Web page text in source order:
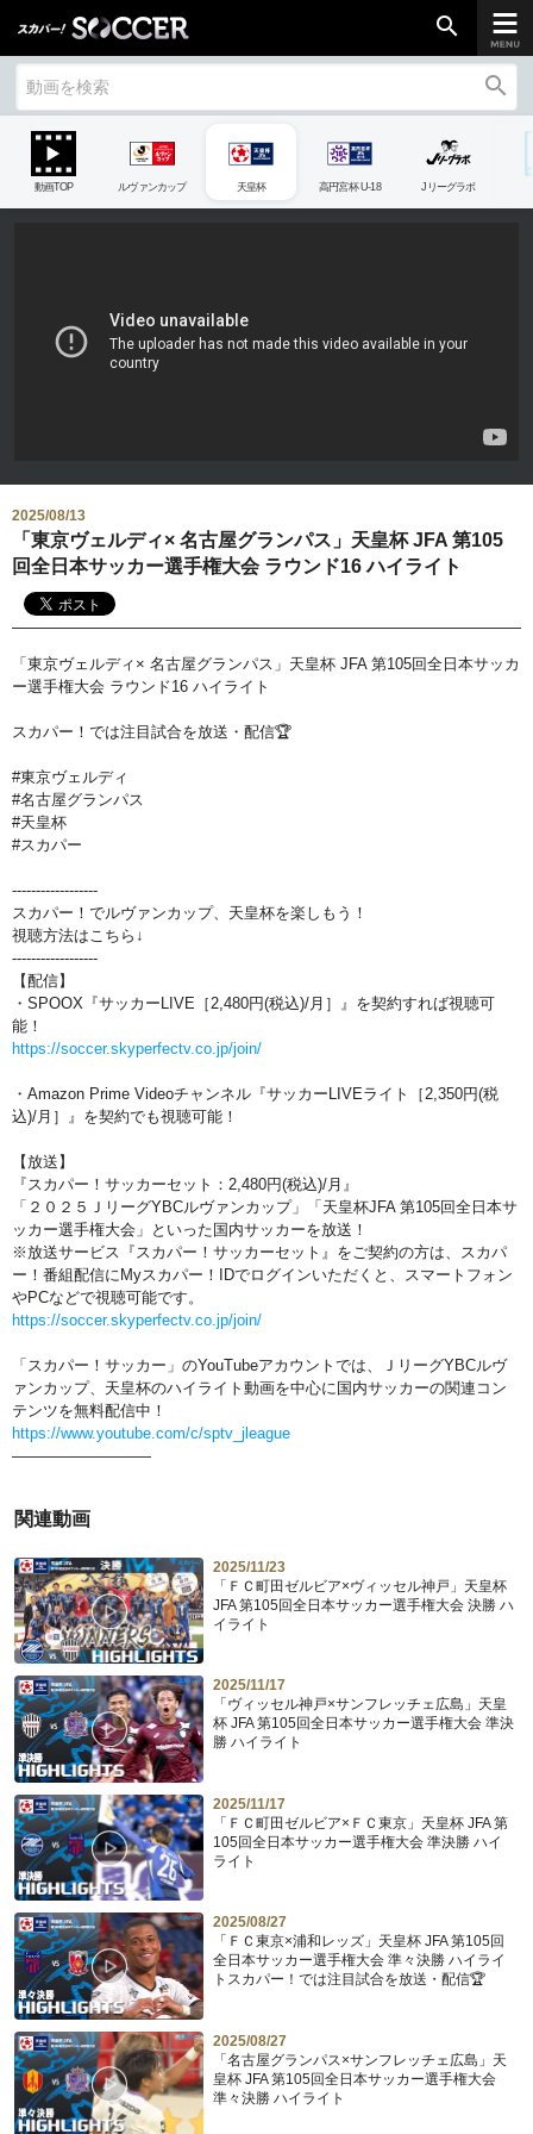
ご加入はこちら
UEFAカンファレンスリーグ
生中継／
おすすめ番組
search
search
動画TOP ルヴァンカップ 天皇杯 高円宮杯 U-18 Jリーグラボ
2025/08/13
「東京ヴェルディ× 名古屋グランパス」天皇杯 JFA 第105
回全日本サッカー選手権大会 ラウンド16 ハイライト
「東京ヴェルディ× 名古屋グランパス」天皇杯 JFA 第105回全日本サッカ
ー選手権大会 ラウンド16 ハイライト
スカパー！では注目試合を放送・配信🏆
#東京ヴェルディ
#名古屋グランパス
#天皇杯
#スカパー
------------------
スカパー！でルヴァンカップ、天皇杯を楽しもう！
視聴方法はこちら↓
------------------
【配信】
・SPOOX『サッカーLIVE［2,480円(税込)/月］』を契約すれば視聴可
能！
https://soccer.skyperfectv.co.jp/join/
・Amazon Prime Videoチャンネル『サッカーLIVEライト［2,350円(税
込)/月］』を契約でも視聴可能！
【放送】
『スカパー！サッカーセット：2,480円(税込)/月』
「２０２５ＪリーグYBCルヴァンカップ」「天皇杯JFA 第105回全日本サ
ッカー選手権大会」といった国内サッカーを放送！
※放送サービス『スカパー！サッカーセット』をご契約の方は、スカパ
ー！番組配信にMyスカパー！IDでログインいただくと、スマートフォン
やPCなどで視聴可能です。
https://soccer.skyperfectv.co.jp/join/
「スカパー！サッカー」のYouTubeアカウントでは、ＪリーグYBCルヴ
ァンカップ、天皇杯のハイライト動画を中心に国内サッカーの関連コン
テンツを無料配信中！
https://www.youtube.com/c/sptv_jleague
—————————
関連動画
2025/11/23
「ＦＣ町田ゼルビア×ヴィッセル神戸」天皇杯
JFA 第105回全日本サッカー選手権大会 決勝 ハ
イライト
2025/11/17
「ヴィッセル神戸×サンフレッチェ広島」天皇
杯 JFA 第105回全日本サッカー選手権大会 準決
勝 ハイライト
2025/11/17
「ＦＣ町田ゼルビア×ＦＣ東京」天皇杯 JFA 第
105回全日本サッカー選手権大会 準決勝 ハイ
ライト
2025/08/27
「ＦＣ東京×浦和レッズ」天皇杯 JFA 第105回
全日本サッカー選手権大会 準々決勝 ハイライ
トスカパー！では注目試合を放送・配信🏆
2025/08/27
「名古屋グランパス×サンフレッチェ広島」天
皇杯 JFA 第105回全日本サッカー選手権大会
準々決勝 ハイライト